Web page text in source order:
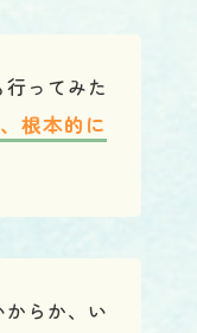
ってみた
根本的に
らか、い